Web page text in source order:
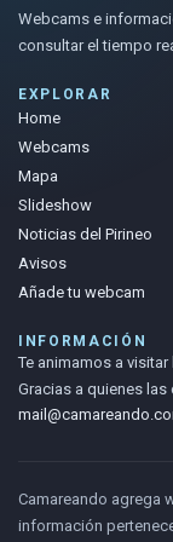
Webcams e
consultar el tiempo
EXPLORAR
Home
Webcams
Mapa
Slideshow
Noticias del Pirineo
Avisos
Añade tu webcam
INFORMACIÓN
Te animamos a
Gracias a quienes
Camareando agrega
información